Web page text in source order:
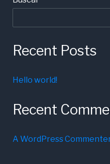
Recent Posts
Hello world!
Recent
A WordPress